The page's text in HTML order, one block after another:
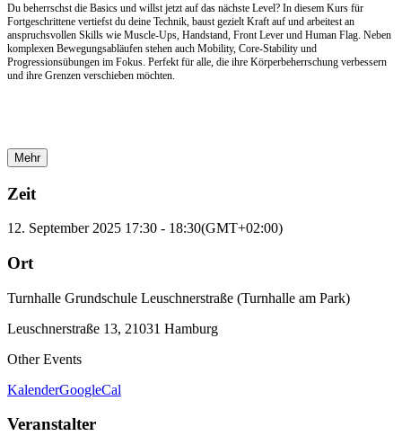
Du beherrschst die Basics und willst jetzt auf das nächste Level? In diesem Kurs für
Fortgeschrittene vertiefst du deine Technik, baust gezielt Kraft auf und arbeitest an
anspruchsvollen Skills wie Muscle-Ups, Handstand, Front Lever und Human Flag. Neben
komplexen Bewegungsabläufen stehen auch Mobility, Core-Stability und
Progressionsübungen im Fokus. Perfekt für alle, die ihre Körperbeherrschung verbessern
und ihre Grenzen verschieben möchten.
Mehr
Zeit
12. September 2025 17:30 - 18:30(GMT+02:00)
Ort
Turnhalle Grundschule Leuschnerstraße (Turnhalle am Park)
Leuschnerstraße 13, 21031 Hamburg
Other Events
KalenderGoogleCal
Veranstalter